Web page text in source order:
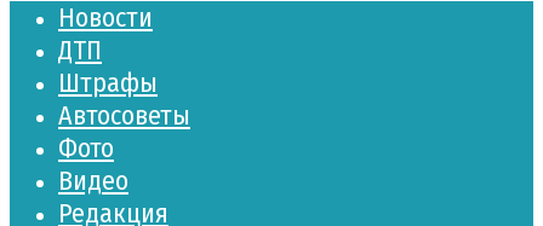
Новости
ДТП
Штрафы
Автосоветы
Фото
Видео
Редакция